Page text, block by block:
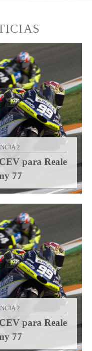
2
para Reale
77
2
para Reale
77